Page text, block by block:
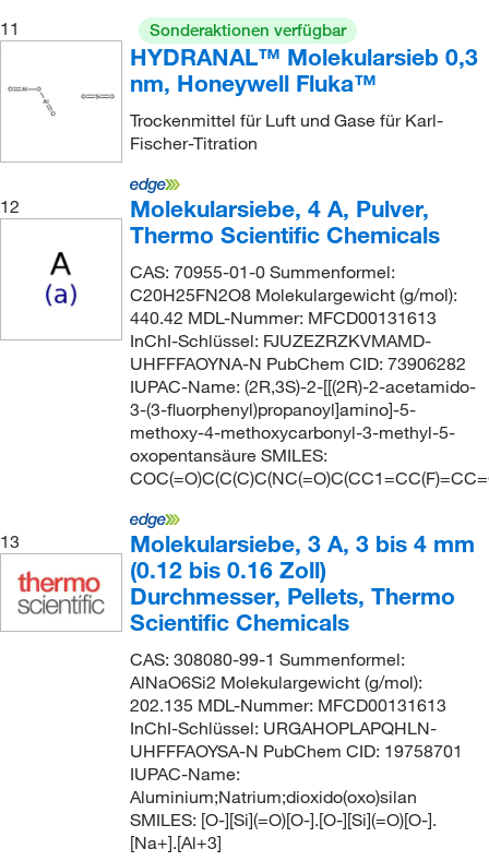
11
Sonderaktionen verfügbar
HYDRANAL™ Molekularsieb 0,3
nm, Honeywell Fluka™
Trockenmittel für Luft und Gase für Karl-
Fischer-Titration
12
Molekularsiebe, 4 A, Pulver,
Thermo Scientific Chemicals
CAS: 70955-01-0 Summenformel:
C20H25FN2O8 Molekulargewicht (g/mol):
440.42 MDL-Nummer: MFCD00131613
InChI-Schlüssel: FJUZEZRZKVMAMD-
UHFFFAOYNA-N PubChem CID: 73906282
IUPAC-Name: (2R,3S)-2-[[(2R)-2-acetamido-
3-(3-fluorphenyl)propanoyl]amino]-5-
methoxy-4-methoxycarbonyl-3-methyl-5-
oxopentansäure SMILES:
13
Molekularsiebe, 3 A, 3 bis 4 mm
(0.12 bis 0.16 Zoll)
Durchmesser, Pellets, Thermo
Scientific Chemicals
CAS: 308080-99-1 Summenformel:
AlNaO6Si2 Molekulargewicht (g/mol):
202.135 MDL-Nummer: MFCD00131613
InChI-Schlüssel: URGAHOPLAPQHLN-
UHFFFAOYSA-N PubChem CID: 19758701
IUPAC-Name:
Aluminium;Natrium;dioxido(oxo)silan
SMILES: [O-][Si](=O)[O-].[O-][Si](=O)[O-].
[Na+].[Al+3]